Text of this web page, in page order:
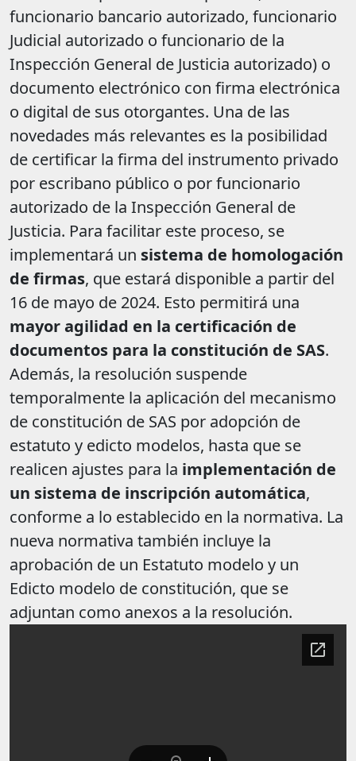
funcionario bancario autorizado, funcionario
Judicial autorizado o funcionario de la
Inspección General de Justicia autorizado) o
documento electrónico con firma electrónica
o digital de sus otorgantes. Una de las
novedades más relevantes es la posibilidad
de certificar la firma del instrumento privado
por escribano público o por funcionario
autorizado de la Inspección General de
Justicia. Para facilitar este proceso, se
implementará un sistema de homologación
de firmas, que estará disponible a partir del
16 de mayo de 2024. Esto permitirá una
mayor agilidad en la certificación de
documentos para la constitución de SAS.
Además, la resolución suspende
temporalmente la aplicación del mecanismo
de constitución de SAS por adopción de
estatuto y edicto modelos, hasta que se
realicen ajustes para la implementación de
un sistema de inscripción automática,
conforme a lo establecido en la normativa. La
nueva normativa también incluye la
aprobación de un Estatuto modelo y un
Edicto modelo de constitución, que se
adjuntan como anexos a la resolución.